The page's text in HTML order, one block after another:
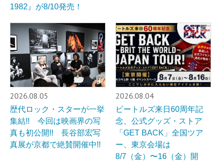
1982』が8/10発売！
2026.08.05
歴代ロック・スターが一挙
集結!! 今回は映画界の写
真も初公開!! 長谷部宏写
真展が京都で絶賛開催中!!
2026.08.04
ビートルズ来日60周年記
念、公式グッズ・ストア
「GET BACK」全国ツア
ー、東京会場は
8/7（金）〜16（金）開